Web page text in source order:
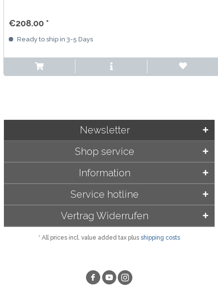
€208.00 *
Ready to ship in 3-5 Days
Service hotline
Shop service
Information
Newsletter
Vertrag Widerrufen
* All prices incl. value added tax plus shipping costs